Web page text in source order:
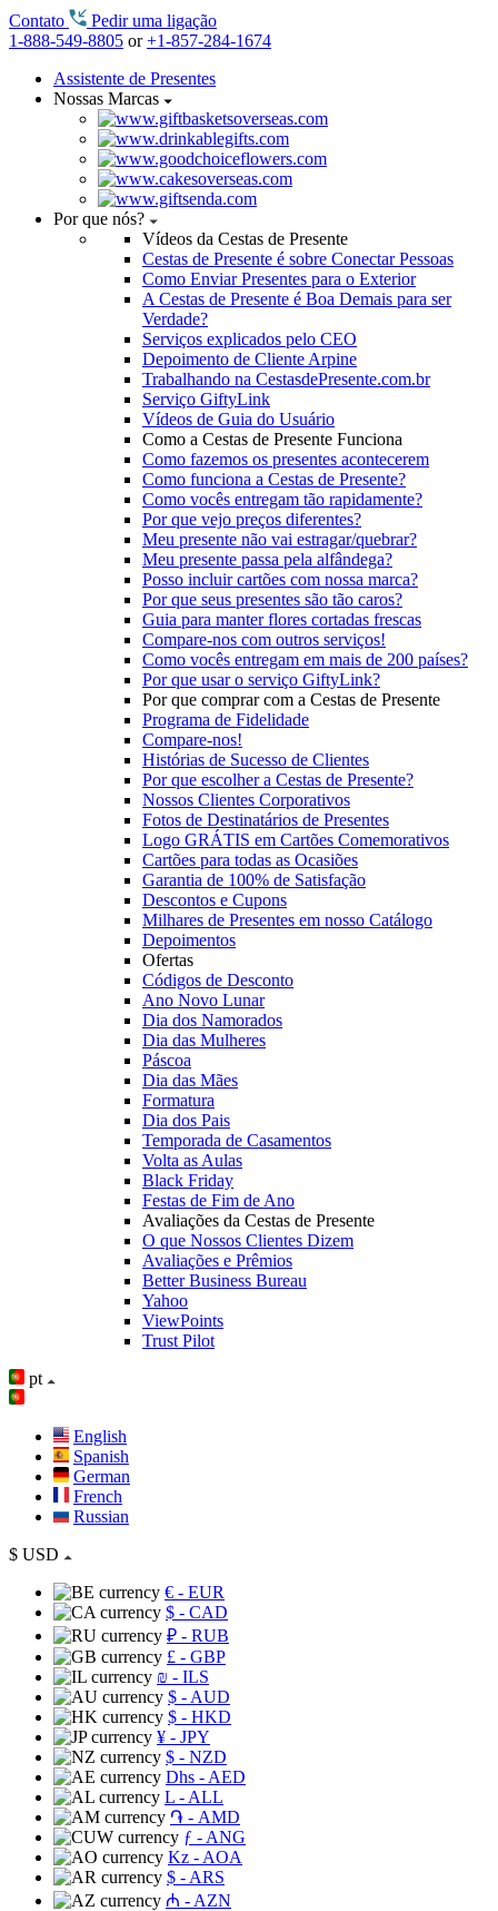
Contato
Pedir uma ligação
1-888-549-8805 or+1-857-284-1674
Assistente de Presentes
Nossas Marcas
Por que nós?
Vídeos da Cestas de Presente
Cestas de Presente é sobre Conectar Pessoas
Como Enviar Presentes para o Exterior
A Cestas de Presente é Boa Demais para ser
Verdade?
Serviços explicados pelo CEO
Depoimento de Cliente Arpine
Trabalhando na CestasdePresente.com.br
Serviço GiftyLink
Vídeos de Guia do Usuário
Como a Cestas de Presente Funciona
Como fazemos os presentes acontecerem
Como funciona a Cestas de Presente?
Como vocês entregam tão rapidamente?
Por que vejo preços diferentes?
Meu presente não vai estragar/quebrar?
Meu presente passa pela alfândega?
Posso incluir cartões com nossa marca?
Por que seus presentes são tão caros?
Guia para manter flores cortadas frescas
Compare-nos com outros serviços!
Como vocês entregam em mais de 200 países?
Por que usar o serviço GiftyLink?
Por que comprar com a Cestas de Presente
Programa de Fidelidade
Compare-nos!
Histórias de Sucesso de Clientes
Por que escolher a Cestas de Presente?
Nossos Clientes Corporativos
Fotos de Destinatários de Presentes
Logo GRÁTIS em Cartões Comemorativos
Cartões para todas as Ocasiões
Garantia de 100% de Satisfação
Descontos e Cupons
Milhares de Presentes em nosso Catálogo
Depoimentos
Ofertas
Códigos de Desconto
Ano Novo Lunar
Dia dos Namorados
Dia das Mulheres
Páscoa
Dia das Mães
Formatura
Dia dos Pais
Temporada de Casamentos
Volta as Aulas
Black Friday
Festas de Fim de Ano
Avaliações da Cestas de Presente
O que Nossos Clientes Dizem
Avaliações e Prêmios
Better Business Bureau
Yahoo
ViewPoints
Trust Pilot
pt
English
Spanish
German
French
Russian
$ USD
€ - EUR
$ - CAD
₽ - RUB
£ - GBP
₪ - ILS
$ - AUD
$ - HKD
¥ - JPY
$ - NZD
Dhs - AED
L - ALL
֏ - AMD
ƒ - ANG
Kz - AOA
$ - ARS
₼ - AZN